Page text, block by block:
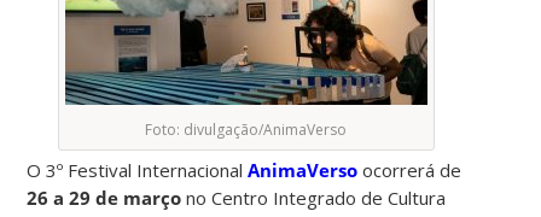
Foto: divulgação/AnimaVerso
O 3º Festival InternacionalAnimaVerso ocorrerá de
26 a 29 de marçono Centro Integrado de Cultura